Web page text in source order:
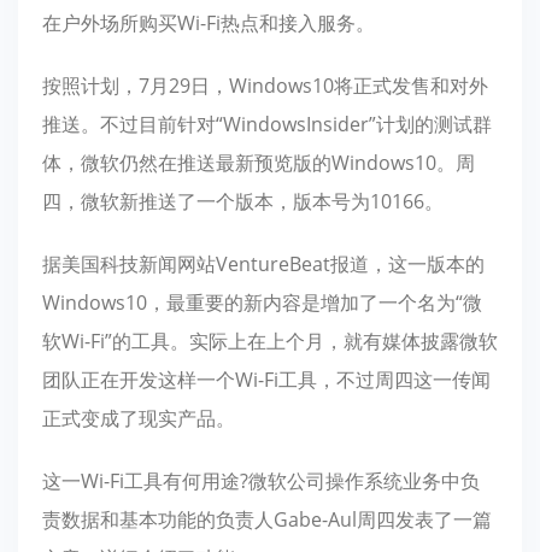
在户外场所购买Wi-Fi热点和接入服务。
按照计划，7月29日，Windows10将正式发售和对外
推送。不过目前针对“WindowsInsider”计划的测试群
体，微软仍然在推送最新预览版的Windows10。周
四，微软新推送了一个版本，版本号为10166。
据美国科技新闻网站VentureBeat报道，这一版本的
Windows10，最重要的新内容是增加了一个名为“微
软Wi-Fi”的工具。实际上在上个月，就有媒体披露微软
团队正在开发这样一个Wi-Fi工具，不过周四这一传闻
正式变成了现实产品。
这一Wi-Fi工具有何用途?微软公司操作系统业务中负
责数据和基本功能的负责人Gabe-Aul周四发表了一篇